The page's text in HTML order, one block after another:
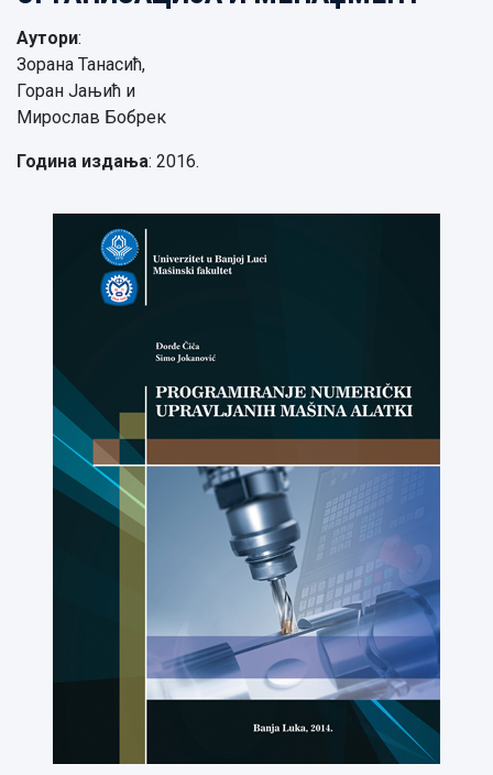
Аутори:
Зорана Танасић,
Горан Јањић и
Мирослав Бобрек
Година издања: 2016.